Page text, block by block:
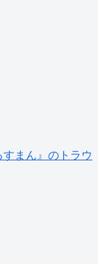
まん』のトラウ